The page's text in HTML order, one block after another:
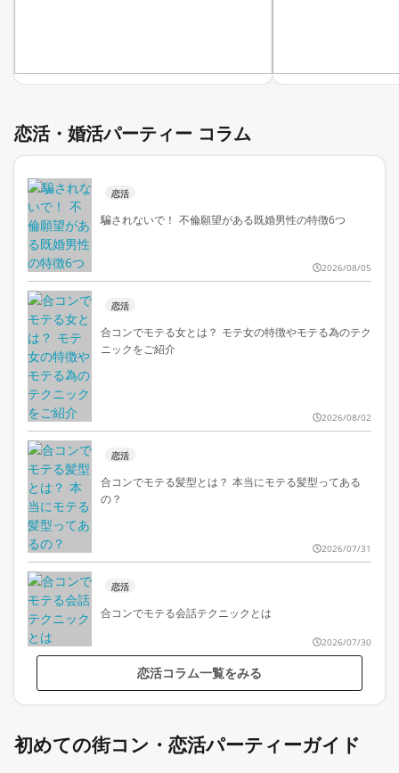
恋活・婚活パーティー コラム
恋活
騙されないで！ 不倫願望がある既婚男性の特徴6つ
2026/08/05
恋活
合コンでモテる女とは？ モテ女の特徴やモテる為のテク
ニックをご紹介
2026/08/02
恋活
合コンでモテる髪型とは？ 本当にモテる髪型ってある
の？
2026/07/31
恋活
合コンでモテる会話テクニックとは
2026/07/30
恋活コラム一覧をみる
初めての街コン・恋活パーティーガイド